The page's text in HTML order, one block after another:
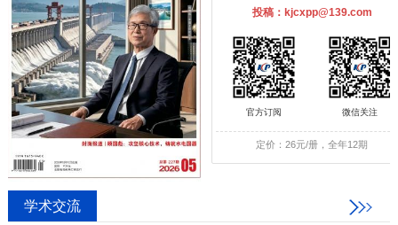
投稿：kjcxpp@139.com
官方订阅 微信关注
定价：26元/册，全年12期
学术交流